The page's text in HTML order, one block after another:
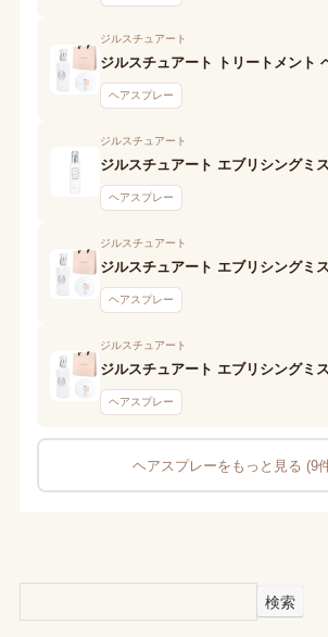
ジルスチュアート
ヘアスプレー
ジルスチュアート
ヘアスプレー
ジルスチュアート
ヘアスプレー
ジルスチュアート
ヘアスプレー
ヘアスプレーをもっと見る (9
検索